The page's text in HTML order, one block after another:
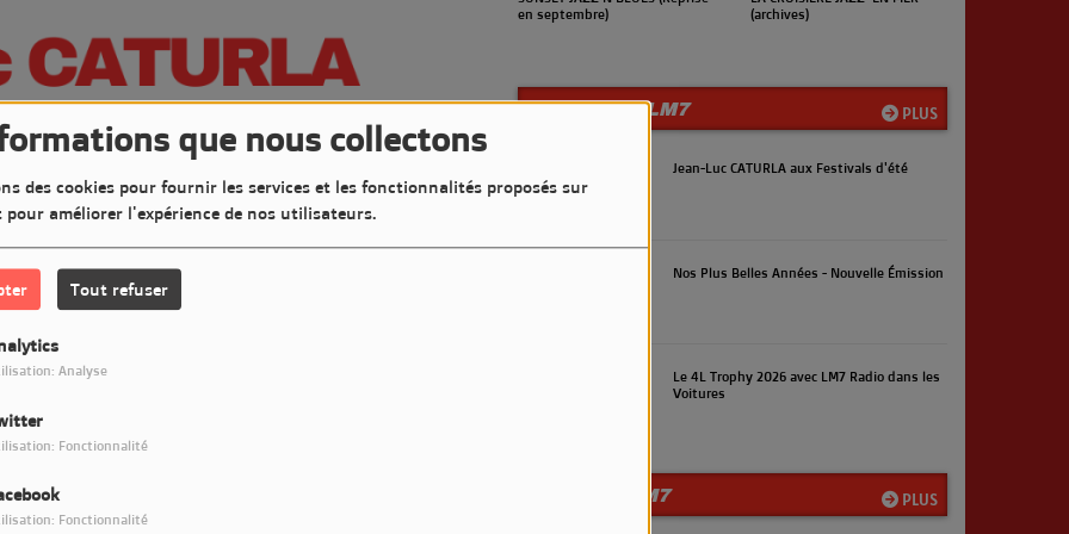
que nous collectons
des cookies pour fournir les services et les fonctionnalités proposés sur
pour améliorer l'expérience de nos utilisateurs.
Tout refuser
Analyse
Fonctionnalité
Fonctionnalité
très Jazzy sur LM7 Radio
(archives)
(Reprise en septembre)
PLUS
LES INFOS LM7
Jean-Luc CATURLA aux Festivals d'été
Nos Plus Belles Années - Nouvelle Émission
Le 4L Trophy 2026 avec LM7 Radio dans les
Voitures
PLUS
LA TEAM LM7